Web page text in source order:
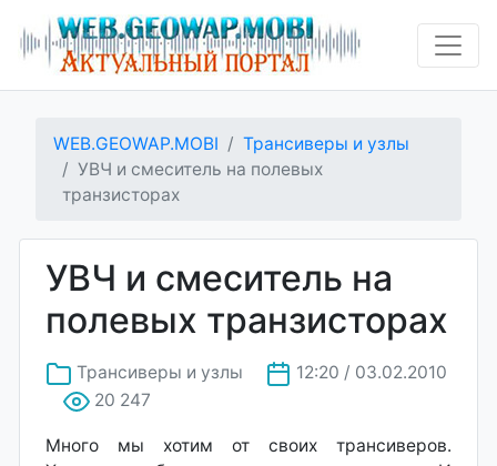
WEB.GEOWAP.MOBI
Трансиверы и узлы
УВЧ и смеситель на полевых
транзисторах
УВЧ и смеситель на
полевых транзисторах
Трансиверы и узлы
12:20 / 03.02.2010
20 247
Много мы хотим от своих трансиверов.